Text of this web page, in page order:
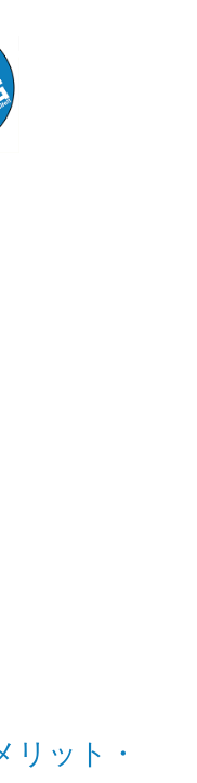
リット・